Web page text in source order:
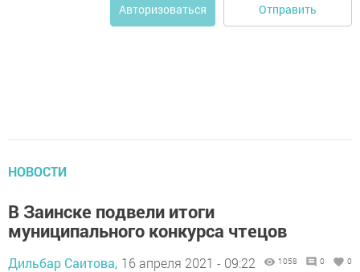
Авторизоваться Отправить
НОВОСТИ
В Заинске подвели итоги
муниципального конкурса чтецов
Дильбар Саитова, 16 апреля 2021 - 09:22 1058 0 0